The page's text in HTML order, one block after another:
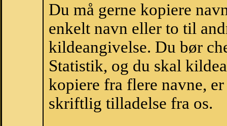
Du må gerne kopiere
enkelt navn eller to til
kildeangivelse. Du bør
Statistik, og du skal
kopiere fra flere navne,
skriftlig tilladelse fra os.